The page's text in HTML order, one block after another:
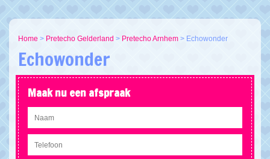
Home > Pretecho Gelderland > Pretecho Arnhem > Echowonder
Echowonder
Maak nu een afspraak